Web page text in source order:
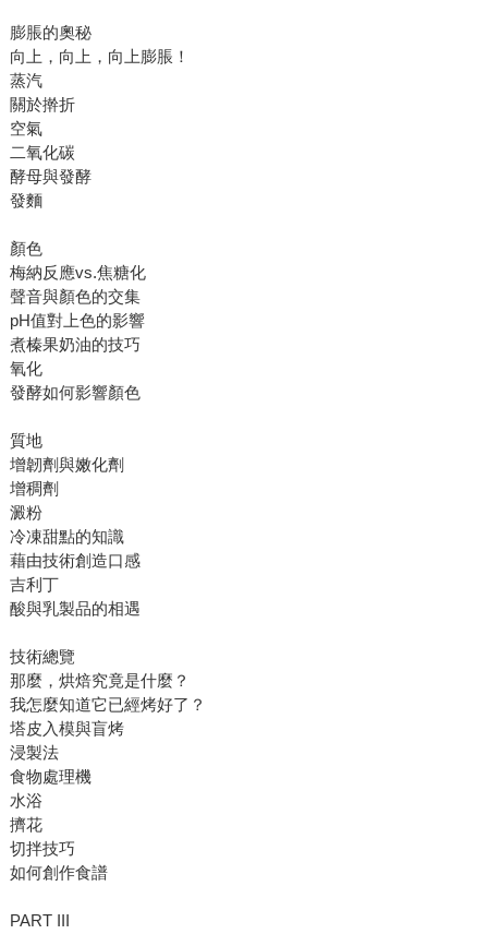
膨脹的奧秘
向上，向上，向上膨脹！
蒸汽
關於擀折
空氣
二氧化碳
酵母與發酵
發麵
顏色
梅納反應vs.焦糖化
聲音與顏色的交集
pH值對上色的影響
煮榛果奶油的技巧
氧化
發酵如何影響顏色
質地
增韌劑與嫩化劑
增稠劑
澱粉
冷凍甜點的知識
藉由技術創造口感
吉利丁
酸與乳製品的相遇
技術總覽
那麼，烘焙究竟是什麼？
我怎麼知道它已經烤好了？
塔皮入模與盲烤
浸製法
食物處理機
水浴
擠花
切拌技巧
如何創作食譜
PART III